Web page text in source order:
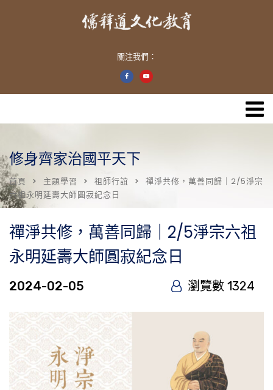
關注我們：
修身齊家治國平天下
首頁 主題學習 祖師行誼
禪淨共修，萬善同歸｜2/5淨宗
六祖永明延壽大師圓寂紀念日
禪淨共修，萬善同歸｜2/5淨宗六祖
永明延壽大師圓寂紀念日
2024-02-05 瀏覽數 1324